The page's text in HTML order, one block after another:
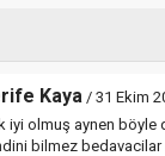
Kaya/ 31 Ekim
iyi olmuş aynen böyle
bilmez